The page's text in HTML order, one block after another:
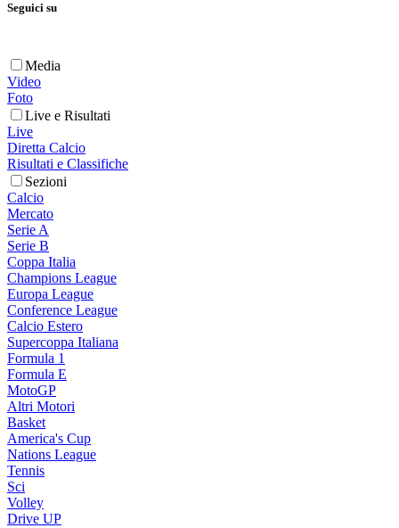
Seguici su
Media
Video
Foto
Live e Risultati
Live
Diretta Calcio
Risultati e Classifiche
Sezioni
Calcio
Mercato
Serie A
Serie B
Coppa Italia
Champions League
Europa League
Conference League
Calcio Estero
Supercoppa Italiana
Formula 1
Formula E
MotoGP
Altri Motori
Basket
America's Cup
Nations League
Tennis
Sci
Volley
Drive UP